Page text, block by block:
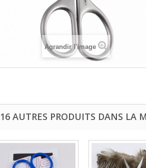
Agrandir l'image
16 AUTRES PRODUITS DANS LA